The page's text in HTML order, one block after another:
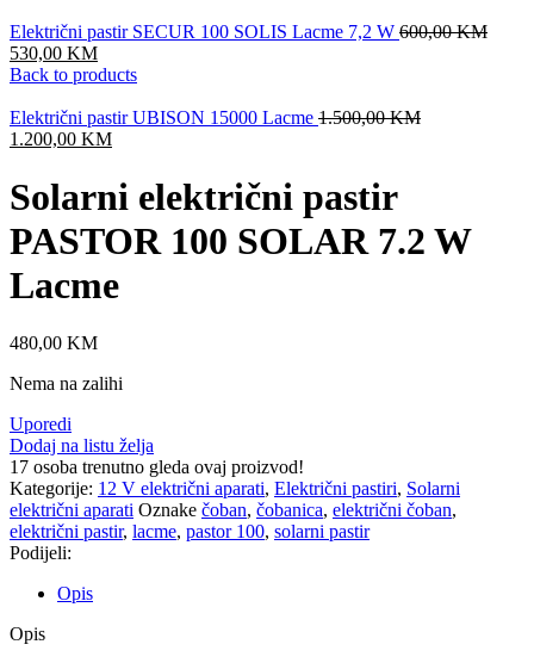
Električni pastir SECUR 100 SOLIS Lacme 7,2 W 600,00KM
530,00 KMCurrent
price
530,00 KM.
Back to products
Električni pastir UBISON 15000 Lacme 1.500,00KMOriginal
1.200,00 KMCurrent
is:
1.200,00 KM.
Solarni električni pastir
PASTOR 100 SOLAR 7.2 W
Lacme
480,00 KM
Nema na zalihi
Uporedi
Dodaj na listu želja
17 osoba trenutno gleda ovaj proizvod!
Kategorije: 12 V električni aparati, Električni pastiri, Solarni
električni aparati Oznake čoban, čobanica, električni čoban,
električni pastir, lacme, pastor 100, solarni pastir
Podijeli:
Opis
Opis